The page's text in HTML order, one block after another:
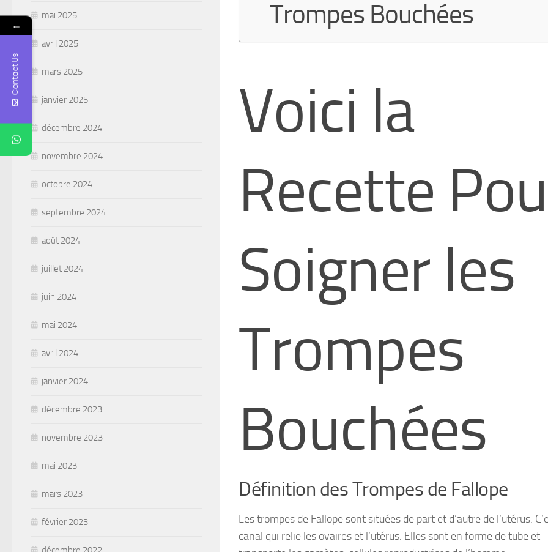
Trompes Bouchées
Voici la
Recette
Soigner les
Trompes
Bouchées
Définition des Trompes de Fallope
Les trompes de Fallope sont situées de part et d’autre de l’utérus.
canal qui relie les ovaires et l’utérus. Elles sont en forme de tube et
mai 2025
avril 2025
mars 2025
janvier 2025
décembre 2024
novembre 2024
octobre 2024
septembre 2024
août 2024
juillet 2024
juin 2024
mai 2024
avril 2024
janvier 2024
décembre 2023
novembre 2023
mai 2023
mars 2023
février 2023
←
Contact Us